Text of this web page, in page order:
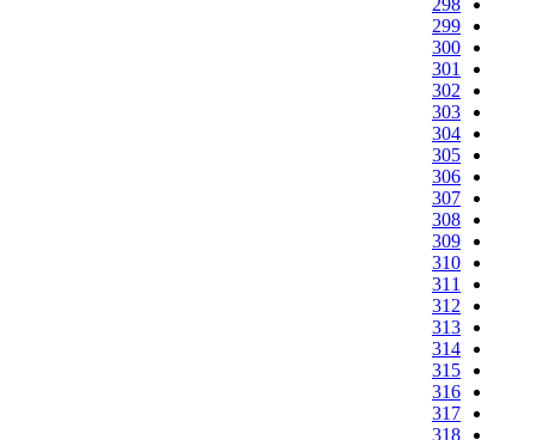
299
300
301
302
303
304
305
306
307
308
309
310
311
312
313
314
315
316
317
318